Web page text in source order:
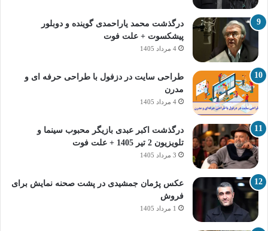
درگذشت محمد یاراحمدی گوینده و دوبلور
پیشکسوت + علت فوت
4 مرداد 1405
طراحی سایت در دزفول با طراحی حرفه‌ ای و
مدرن
4 مرداد 1405
درگذشت اکبر عبدی بازیگر محبوب سینما و
تلویزیون 2 تیر 1405 + علت فوت
3 مرداد 1405
عکس پژمان جمشیدی در پشت صحنه نمایش برای
فروش
1 مرداد 1405